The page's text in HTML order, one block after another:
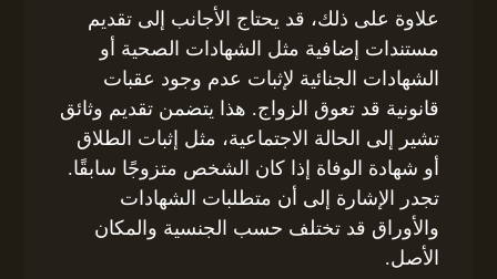
علاوة على ذلك، قد يحتاج الأجانب إلى تقديم
مستندات إضافية مثل الشهادات الصحية أو
الشهادات الجنائية لإثبات عدم وجود عقبات
قانونية قد تعوق الزواج. هذا يتضمن تقديم وثائق
تشير إلى الحالة الاجتماعية، مثل إثبات الطلاق
أو شهادة الوفاة إذا كان الشخص متزوجًا سابقًا.
تجدر الإشارة إلى أن متطلبات الشهادات
والأوراق قد تختلف حسب الجنسية والمكان
الأصل.